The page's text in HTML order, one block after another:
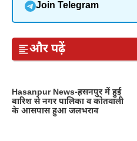
Join Telegram
और पढ़ें
Hasanpur News-हसनपुर में हुई
बारिश से नगर पालिका व कोतवाली
के आसपास हुआ जलभराव